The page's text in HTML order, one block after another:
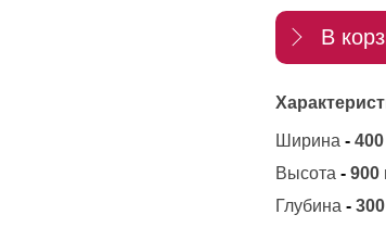
В
Ширина -
Высота - 900
Глубина -